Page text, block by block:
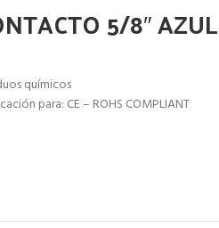
5/8″ AZUL
químicos
para: CE – ROHS COMPLIANT